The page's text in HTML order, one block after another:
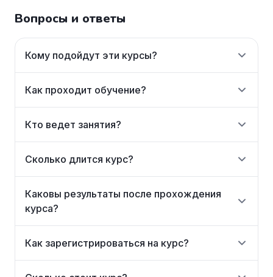
Вопросы и ответы
Кому подойдут эти курсы?
Как проходит обучение?
Кто ведет занятия?
Сколько длится курс?
Каковы результаты после прохождения
курса?
Как зарегистрироваться на курс?